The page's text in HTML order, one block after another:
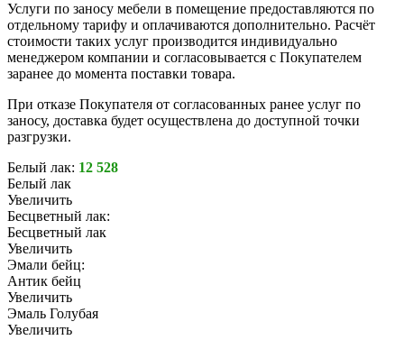
Услуги по заносу мебели в помещение предоставляются по
отдельному тарифу и оплачиваются дополнительно. Расчёт
стоимости таких услуг производится индивидуально
менеджером компании и согласовывается с Покупателем
заранее до момента поставки товара.
При отказе Покупателя от согласованных ранее услуг по
заносу, доставка будет осуществлена до доступной точки
разгрузки.
Белый лак: 12 528
Белый лак
Увеличить
Бесцветный лак:
Бесцветный лак
Увеличить
Эмали бейц:
Антик бейц
Увеличить
Эмаль Голубая
Увеличить